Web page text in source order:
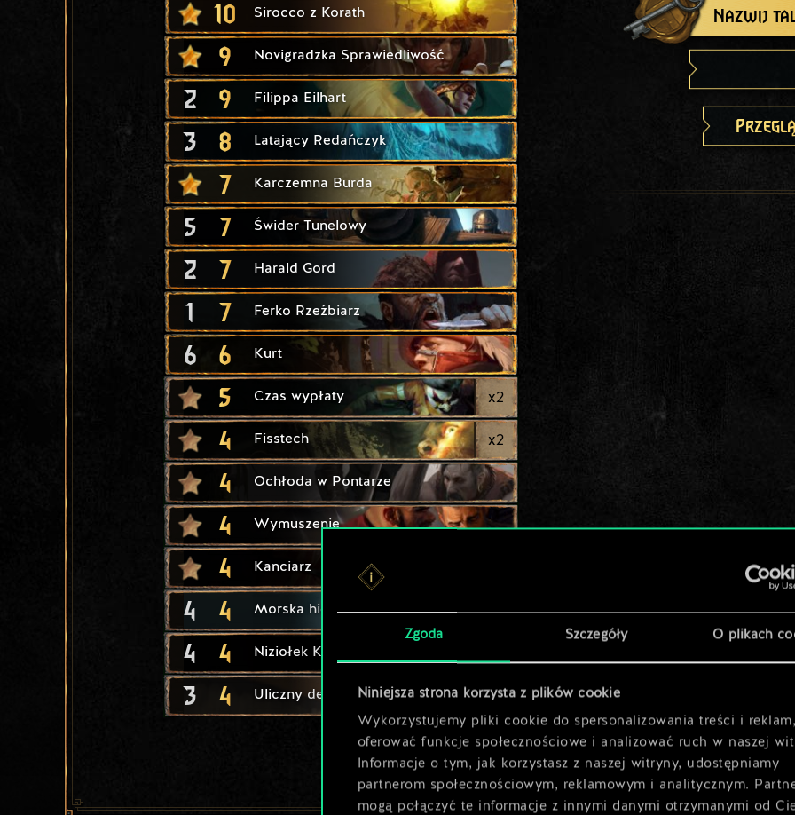
Zgoda Szczegóły O plikach
Niniejsza strona korzysta z plików cookie
Wykorzystujemy pliki cookie do spersonalizowania treści i
oferować funkcje społecznościowe i analizować ruch w naszej
Informacje o tym, jak korzystasz z naszej witryny, udostępniamy
partnerom społecznościowym, reklamowym i analitycznym.
mogą połączyć te informacje z innymi danymi otrzymanymi od
10 Sirocco z Korath
9 Novigradzka Sprawiedliwość
2 9 Filippa Eilhart
3 8 Latający Redańczyk
7 Karczemna Burda
5 7 Świder Tunelowy
2 7 Harald Gord
1 7 Ferko Rzeźbiarz
6 6 Kurt
5 Czas wypłaty x2
4 Fisstech x2
4 Ochłoda w Pontarze
4 Wymuszenie
4 Kanciarz
4 4 Morska hiena x2
4 4 Niziołek Kasiarz
3 4 Uliczny dealer
Nazwij